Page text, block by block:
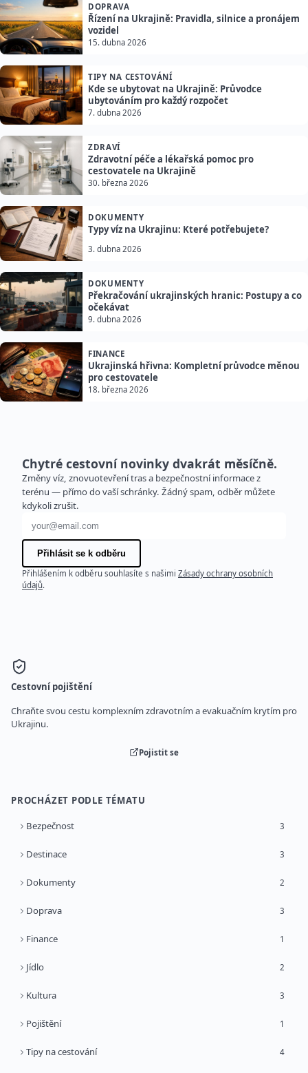
DOPRAVA
Řízení na Ukrajině: Pravidla, silnice a pronájem
vozidel
15. dubna 2026
TIPY NA CESTOVÁNÍ
Kde se ubytovat na Ukrajině: Průvodce
ubytováním pro každý rozpočet
7. dubna 2026
ZDRAVÍ
Zdravotní péče a lékařská pomoc pro
cestovatele na Ukrajině
30. března 2026
DOKUMENTY
Typy víz na Ukrajinu: Které potřebujete?
3. dubna 2026
DOKUMENTY
Překračování ukrajinských hranic: Postupy a co
očekávat
9. dubna 2026
FINANCE
Ukrajinská hřivna: Kompletní průvodce měnou
pro cestovatele
18. března 2026
Chytré cestovní novinky dvakrát měsíčně.
Změny víz, znovuotevření tras a bezpečnostní informace z
terénu — přímo do vaší schránky. Žádný spam, odběr můžete
kdykoli zrušit.
E-mailová adresa
Přihlásit se k odběru
Přihlášením k odběru souhlasíte s našimi Zásady ochrany osobních
údajů.
Cestovní pojištění
Chraňte svou cestu komplexním zdravotním a evakuačním krytím pro
Ukrajinu.
Pojistit se
PROCHÁZET PODLE TÉMATU
Bezpečnost 3
Destinace 3
Dokumenty 2
Doprava 3
Finance 1
Jídlo 2
Kultura 3
Pojištění 1
Tipy na cestování 4